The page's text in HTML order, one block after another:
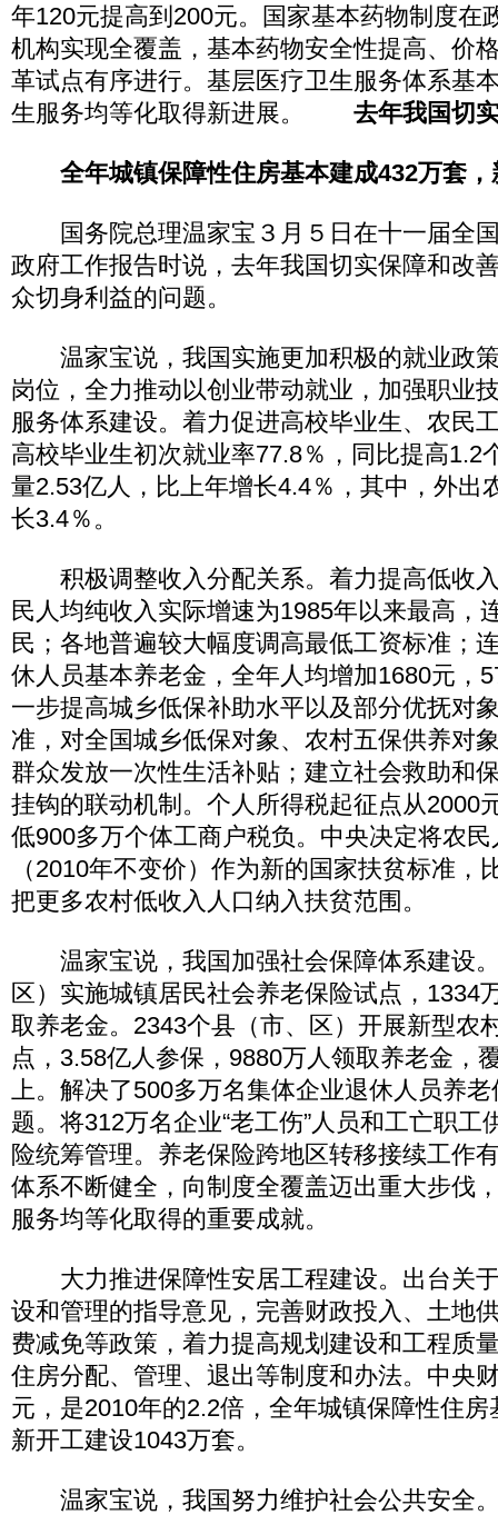
年120元提高到200元。国家基本药物制度在
机构实现全覆盖，基本药物安全性提高、价
革试点有序进行。基层医疗卫生服务体系基
生服务均等化取得新进展。
去年我国切
全年城镇保障性住房基本建成432万套
国务院总理温家宝３月５日在十一届全
政府工作报告时说，去年我国切实保障和改
众切身利益的问题。
温家宝说，我国实施更加积极的就业政
岗位，全力推动以创业带动就业，加强职业
服务体系建设。着力促进高校毕业生、农民
高校毕业生初次就业率77.8％，同比提高1.2
量2.53亿人，比上年增长4.4％，其中，外出
长3.4％。
积极调整收入分配关系。着力提高低收
民人均纯收入实际增速为1985年以来最高，
民；各地普遍较大幅度调高最低工资标准；
休人员基本养老金，全年人均增加1680元，
一步提高城乡低保补助水平以及部分优抚对
准，对全国城乡低保对象、农村五保供养对
群众发放一次性生活补贴；建立社会救助和
挂钩的联动机制。个人所得税起征点从2000
低900多万个体工商户税负。中央决定将农
（2010年不变价）作为新的国家扶贫标准，
把更多农村低收入人口纳入扶贫范围。
温家宝说，我国加强社会保障体系建设
区）实施城镇居民社会养老保险试点，1334
取养老金。2343个县（市、区）开展新型农
点，3.58亿人参保，9880万人领取养老金，
上。解决了500多万名集体企业退休人员养
题。将312万名企业“老工伤”人员和工亡职工
险统筹管理。养老保险跨地区转移接续工作
体系不断健全，向制度全覆盖迈出重大步伐
服务均等化取得的重要成就。
大力推进保障性安居工程建设。出台关
设和管理的指导意见，完善财政投入、土地
费减免等政策，着力提高规划建设和工程质
住房分配、管理、退出等制度和办法。中央
元，是2010年的2.2倍，全年城镇保障性住
新开工建设1043万套。
温家宝说，我国努力维护社会公共安全